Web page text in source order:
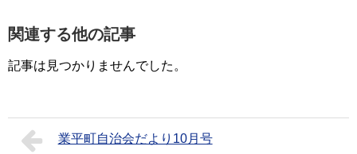
関連する他の記事
記事は見つかりませんでした。
業平町自治会だより10月号